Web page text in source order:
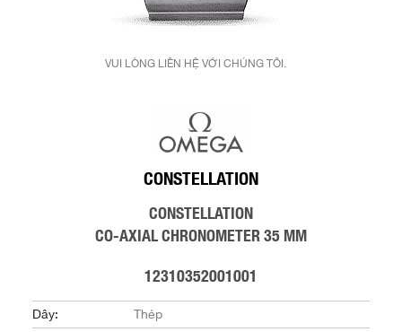
VUI LÒNG LIÊN HỆ VỚI CHÚNG TÔI.
CONSTELLATION
CONSTELLATION
CO-AXIAL CHRONOMETER 35 MM
12310352001001
Dây:
Thép